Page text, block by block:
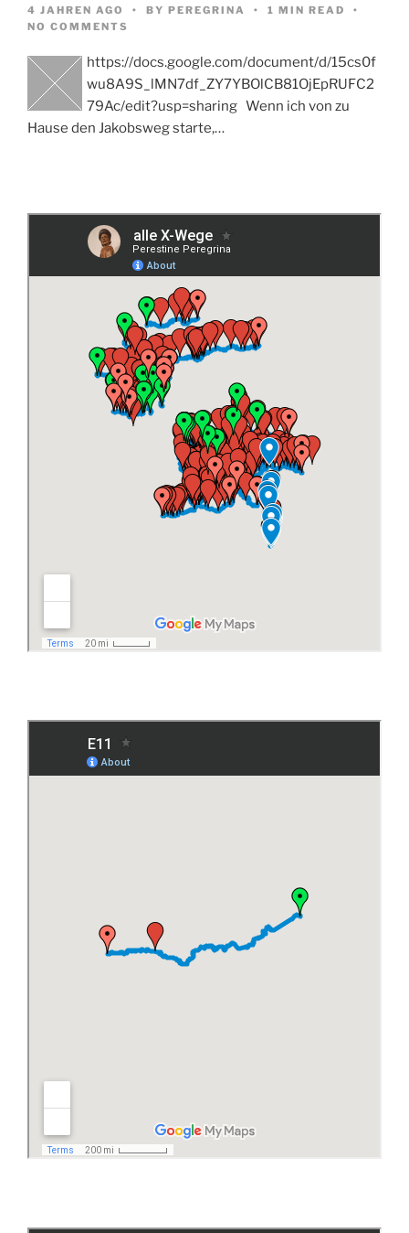
4 JAHREN AGO BY PEREGRINA
1 MIN READ
NO COMMENTS
https://docs.google.com/document/d/15cs0f
wu8A9S_lMN7df_ZY7YBOlCB81OjEpRUFC2
79Ac/edit?usp=sharing Wenn ich von zu
Hause den Jakobsweg starte,…